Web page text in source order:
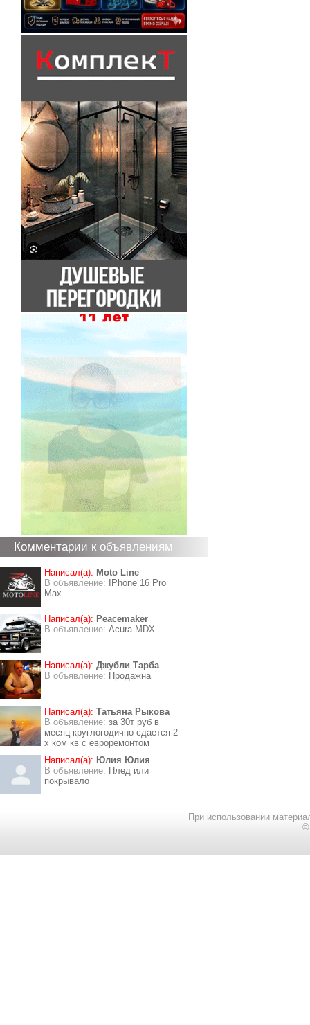
Комментарии к объявлениям
Написал(а): Moto Line
В объявление:
IPhone 16 Pro
Max
Написал(а): Peacemaker
В объявление: Acura MDX
Написал(а): Джубли Тарба
В объявление: Продажна
Написал(а): Татьяна Рыкова
В объявление: за 30т руб в
месяц круглогодично сдается 2-
х ком кв с евроремонтом
Написал(а): Юлия Юлия
В объявление: Плед или
покрывало
При использовании